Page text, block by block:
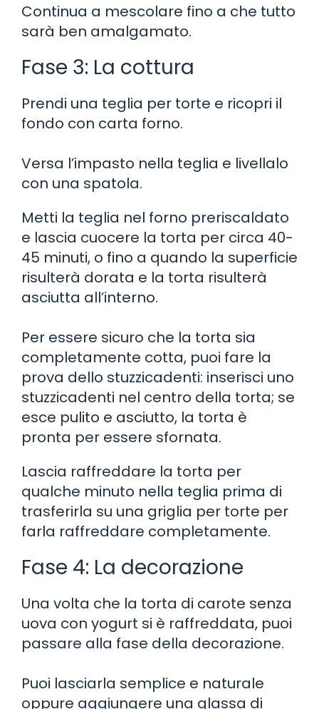
Continua a mescolare fino a che tutto
sarà ben amalgamato.
Fase 3: La cottura
Prendi una teglia per torte e ricopri il
fondo con carta forno.
Versa l’impasto nella teglia e livellalo
con una spatola.
Metti la teglia nel forno preriscaldato
e lascia cuocere la torta per circa 40-
45 minuti, o fino a quando la superficie
risulterà dorata e la torta risulterà
asciutta all’interno.
Per essere sicuro che la torta sia
completamente cotta, puoi fare la
prova dello stuzzicadenti: inserisci uno
stuzzicadenti nel centro della torta; se
esce pulito e asciutto, la torta è
pronta per essere sfornata.
Lascia raffreddare la torta per
qualche minuto nella teglia prima di
trasferirla su una griglia per torte per
farla raffreddare completamente.
Fase 4: La decorazione
Una volta che la torta di carote senza
uova con yogurt si è raffreddata, puoi
passare alla fase della decorazione.
Puoi lasciarla semplice e naturale
oppure aggiungere una glassa di